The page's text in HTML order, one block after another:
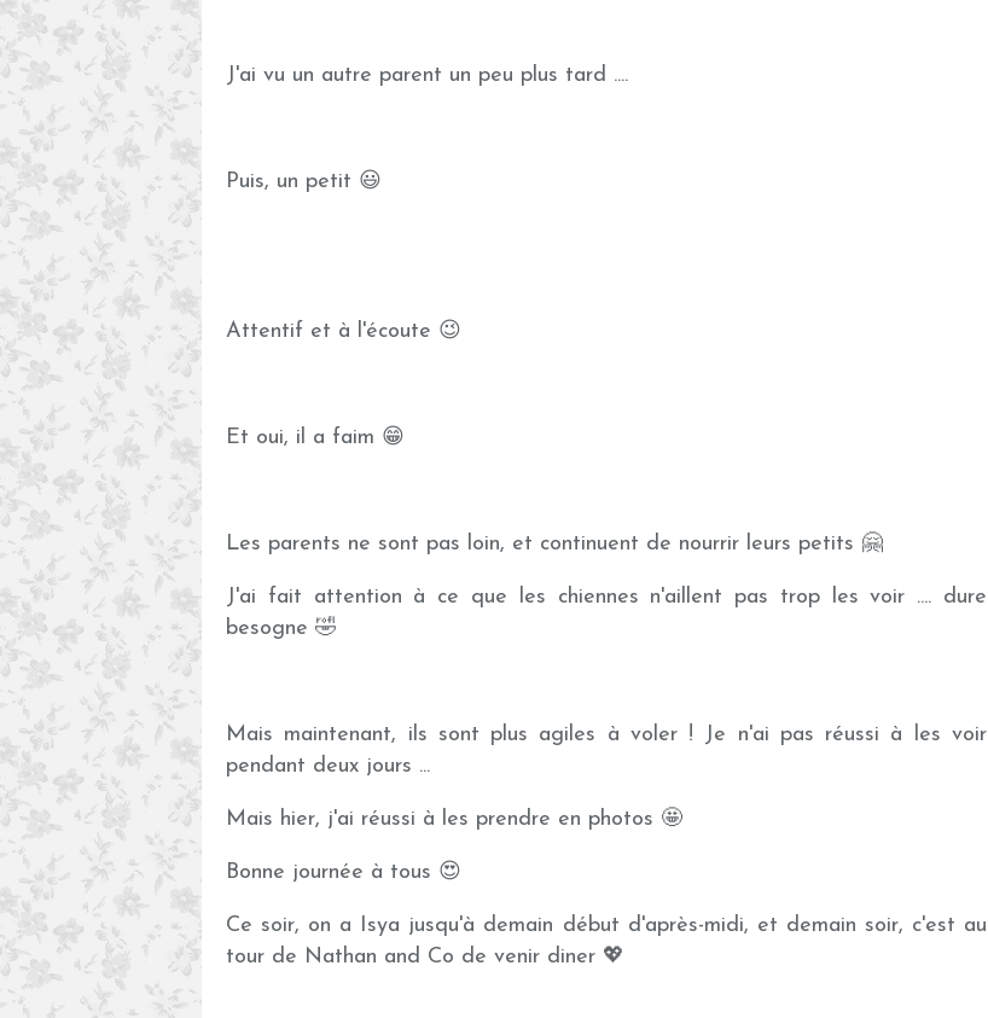
J'ai vu un autre parent un peu plus tard ....
Puis, un petit 😃
Attentif et à l'écoute 😉
Et oui, il a faim 😁
Les parents ne sont pas loin, et continuent de nourrir leurs petits 🤗
J'ai fait attention à ce que les chiennes n'aillent pas trop les voir .... dure
besogne 🤣
Mais maintenant, ils sont plus agiles à voler ! Je n'ai pas réussi à les voir
pendant deux jours ...
Mais hier, j'ai réussi à les prendre en photos 🤩
Bonne journée à tous 😍
Ce soir, on a Isya jusqu'à demain début d'après-midi, et demain soir, c'est au
tour de Nathan and Co de venir diner 💖